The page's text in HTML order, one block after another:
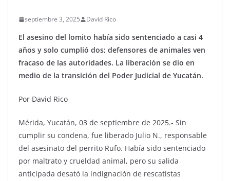
septiembre 3, 2025 David Rico
El asesino del lomito había sido sentenciado a casi 4
años y solo cumplió dos; defensores de animales ven
fracaso de las autoridades. La liberación se dio en
medio de la transición del Poder Judicial de Yucatán.
Por David Rico
Mérida, Yucatán, 03 de septiembre de 2025.- Sin
cumplir su condena, fue liberado Julio N., responsable
del asesinato del perrito Rufo. Había sido sentenciado
por maltrato y crueldad animal, pero su salida
anticipada desató la indignación de rescatistas